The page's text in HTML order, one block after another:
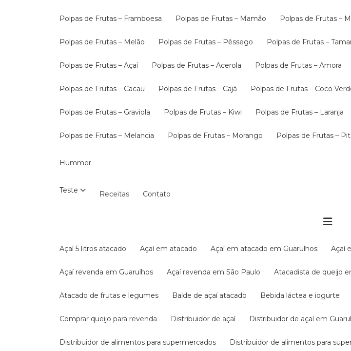
Polpas de Frutas – Framboesa Polpas de Frutas – Mamão Polpas de Frutas –
Polpas de Frutas – Melão Polpas de Frutas – Pêssego Polpas de Frutas –
Polpas de Frutas – Açaí Polpas de Frutas – Acerola Polpas de Frutas – Amora
Polpas de Frutas – Cacau Polpas de Frutas – Cajá Polpas de Frutas – Coco
Polpas de Frutas – Graviola Polpas de Frutas – Kiwi Polpas de Frutas – Laranja
Polpas de Frutas – Melancia Polpas de Frutas – Morango Polpas de Frutas –
Hummer
Teste Receitas Contato
Açaí 5 litros atacado Açaí em atacado Açaí em atacado em Guarulhos
Açaí revenda em Guarulhos Açaí revenda em São Paulo Atacadista de queijo
Atacado de frutas e legumes Balde de açaí atacado Bebida láctea e iogurte
Comprar queijo para revenda Distribuidor de açaí Distribuidor de açaí em
Distribuidor de alimentos para supermercados Distribuidor de alimentos para